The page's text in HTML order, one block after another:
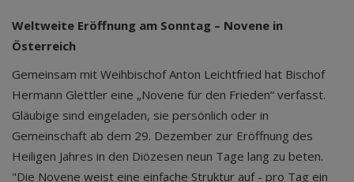
Weltweite Eröffnung am Sonntag – Novene in
Österreich
Gemeinsam mit Weihbischof Anton Leichtfried hat Bischof
Hermann Glettler eine „Novene für den Frieden“ verfasst.
Gläubige sind eingeladen, sie persönlich oder in
Gemeinschaft ab dem 29. Dezember zur Eröffnung des
Heiligen Jahres in den Diözesen neun Tage lang zu beten.
"Die Novene weist eine einfache Struktur auf - pro Tag ein